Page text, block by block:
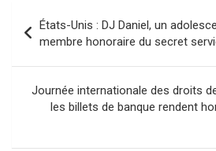
Navigation
de
l’article
États-Unis : DJ Daniel, un
membre honoraire du secret
Journée internationale des droits
les billets de banque rendent